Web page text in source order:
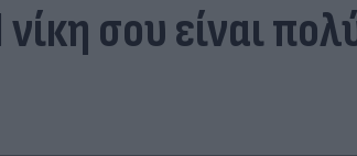
σου είναι